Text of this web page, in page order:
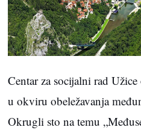
Centar za socijalni rad
u okviru obeležavanja
Okrugli sto na temu